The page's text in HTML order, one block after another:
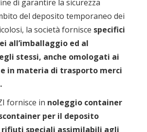
di garantire la sicurezza
del deposito temporaneo dei
la società fornisce specifici
all’imballaggio ed al
stessi, anche omologati ai
in materia di trasporto merci
fornisce in noleggio container
per il deposito
speciali assimilabili agli